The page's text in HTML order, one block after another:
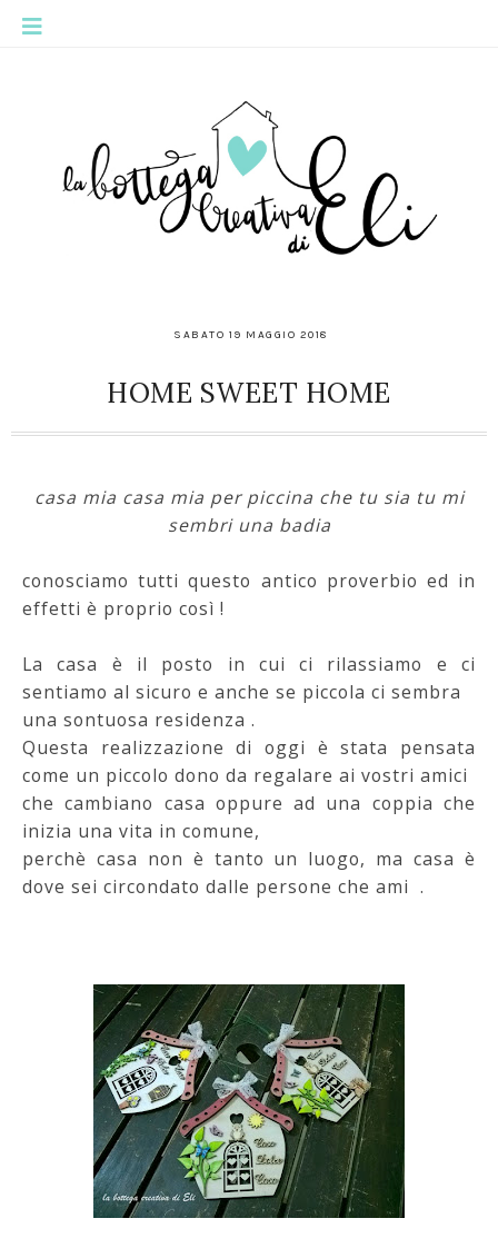
SABATO 19 MAGGIO 2018
HOME SWEET HOME
casa mia casa mia per piccina che tu sia tu mi
sembri una badia
conosciamo tutti questo antico proverbio ed in
effetti è proprio così !
La casa è il posto in cui ci rilassiamo e ci
sentiamo al sicuro e anche se piccola ci sembra
una sontuosa residenza .
Questa realizzazione di oggi è stata pensata
come un piccolo dono da regalare ai vostri amici
che cambiano casa oppure ad una coppia che
inizia una vita in comune,
perchè casa non è tanto un luogo, ma casa è
dove sei circondato dalle persone che ami .